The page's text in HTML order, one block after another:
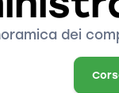
dei